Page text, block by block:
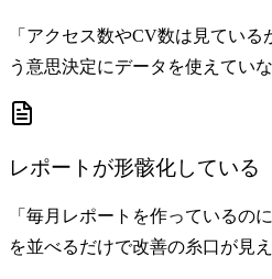
「アクセス数やCV数は見てい
う意思決定にデータを使えてい
レポートが形骸化している
「毎月レポートを作っているの
を並べるだけで改善の糸口が見